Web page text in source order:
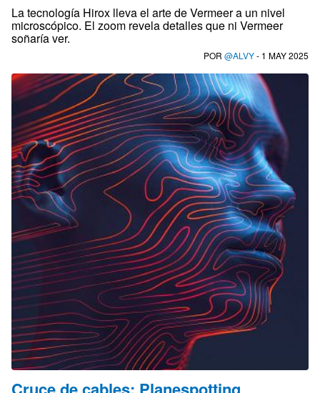
La tecnología Hirox lleva el arte de Vermeer a un nivel
microscópico. El zoom revela detalles que ni Vermeer
soñaría ver.
POR @ALVY- 1 MAY 2025